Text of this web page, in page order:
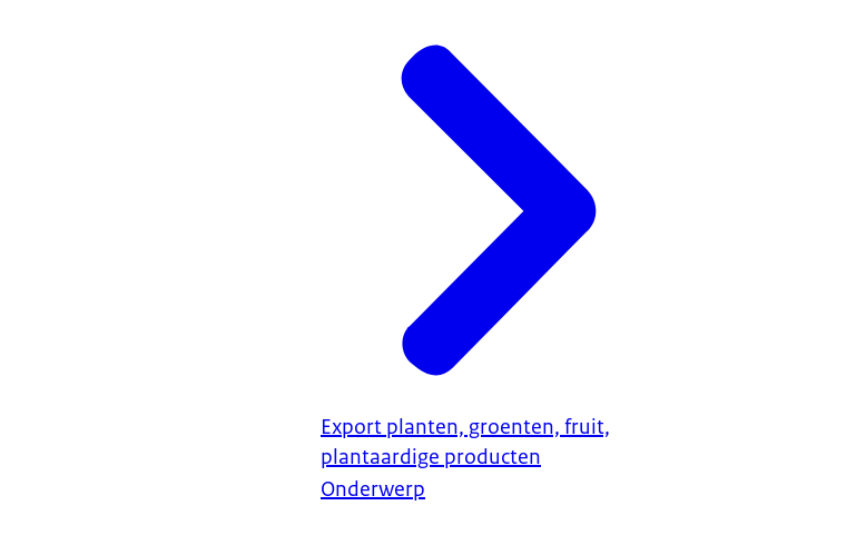
Export planten, groenten, fruit,
plantaardige producten
Onderwerp